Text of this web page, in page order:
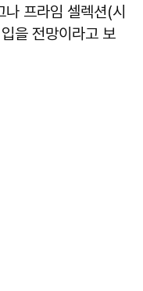
프라임 셀렉션(시
을 전망이라고 보